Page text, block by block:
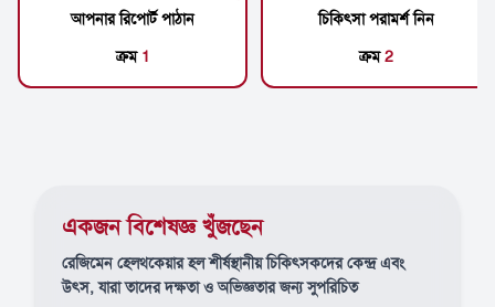
আপনার রিপোর্ট পাঠান
ক্রম 1
চিকিৎসা পরামর্শ নিন
ক্রম2
একজন বিশেষজ্ঞ খুঁজছেন
রেজিমেন হেলথকেয়ার হল শীর্ষস্থানীয় চিকিৎসকদের কেন্দ্র এবং
উৎস, যারা তাদের দক্ষতা ও অভিজ্ঞতার জন্য সুপরিচিত